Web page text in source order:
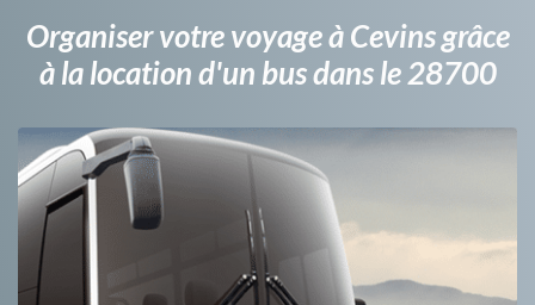
Organiser votre voyage à Cevins grâce
à la location d'un bus dans le 28700